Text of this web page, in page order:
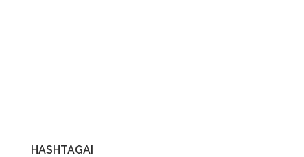
HASHTAGAI